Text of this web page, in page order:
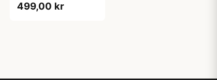
499,00 kr